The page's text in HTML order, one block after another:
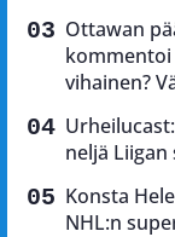
Ottawan
kommentoi
vihainen?
neljä Liigan
Konsta
NHL:n